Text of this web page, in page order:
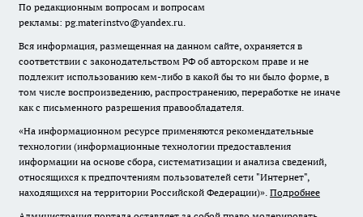
По редакционным вопросам и вопросам
рекламы: pg.materinstvo@yandex.ru.
Вся информация, размещенная на данном сайте, охраняется в
соответствии с законодательством РФ об авторском праве и не
подлежит использованию кем-либо в какой бы то ни было форме, в
том числе воспроизведению, распространению, переработке не иначе
как с письменного разрешения правообладателя.
«На информационном ресурсе применяются рекомендательные
технологии (информационные технологии предоставления
информации на основе сбора, систематизации и анализа сведений,
относящихся к предпочтениям пользователей сети "Интернет",
находящихся на территории Российской Федерации)». Подробнее